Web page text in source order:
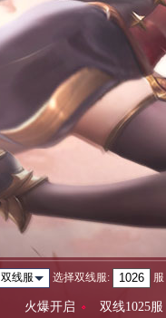
双线服 选择双线服: 服
火爆开启 双线1025服